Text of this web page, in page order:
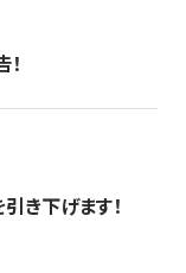
き下げます！